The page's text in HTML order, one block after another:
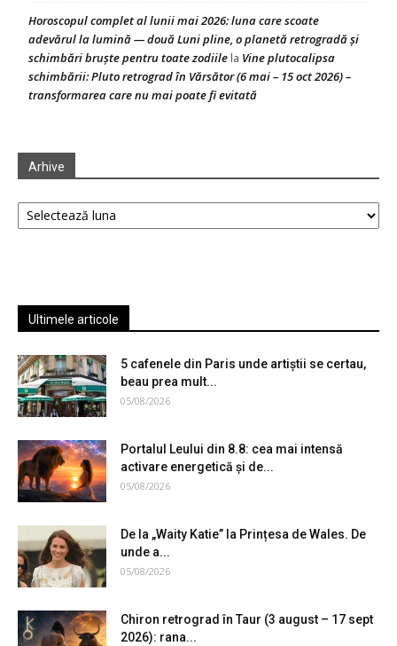
Horoscopul complet al lunii mai 2026: luna care scoate
adevărul la lumină — două Luni pline, o planetă retrogradă și
schimbări bruște pentru toate zodiile la Vine plutocalipsa
schimbării: Pluto retrograd în Vărsător (6 mai – 15 oct 2026) –
transformarea care nu mai poate fi evitată
Arhive
Arhive
Ultimele articole
5 cafenele din Paris unde artiștii se certau,
beau prea mult...
05/08/2026
Portalul Leului din 8.8: cea mai intensă
activare energetică și de...
05/08/2026
De la „Waity Katie” la Prințesa de Wales. De
unde a...
05/08/2026
Chiron retrograd în Taur (3 august – 17 sept
2026): rana...